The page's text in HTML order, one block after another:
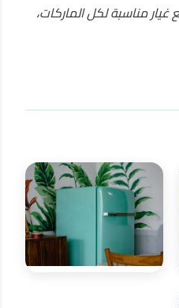
مناسبة لكل الماركات،